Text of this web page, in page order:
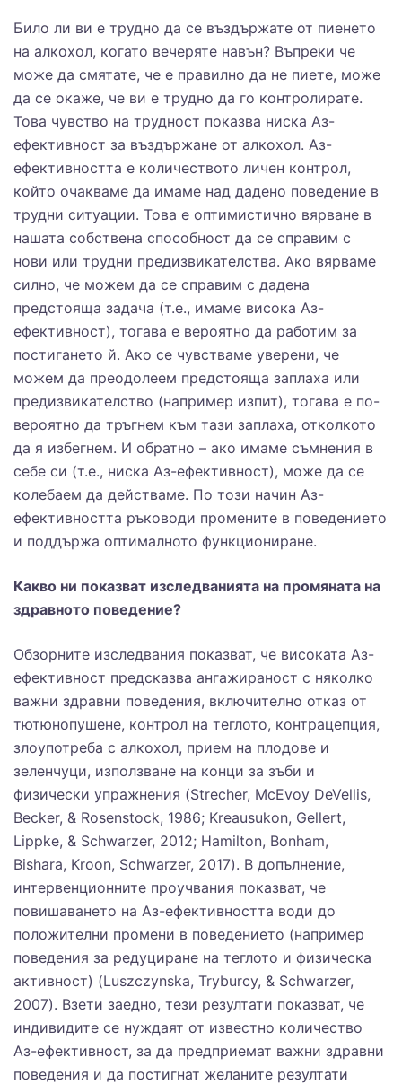
Било ли ви е трудно да се въздържате от пиенето
на алкохол, когато вечеряте навън? Въпреки че
може да смятате, че е правилно да не пиете, може
да се окаже, че ви е трудно да го контролирате.
Това чувство на трудност показва ниска Аз-
ефективност за въздържане от алкохол. Аз-
ефективността е количеството личен контрол,
който очакваме да имаме над дадено поведение в
трудни ситуации. Това е оптимистично вярване в
нашата собствена способност да се справим с
нови или трудни предизвикателства. Ако вярваме
силно, че можем да се справим с дадена
предстояща задача (т.е., имаме висока Аз-
ефективност), тогава е вероятно да работим за
постигането й. Ако се чувстваме уверени, че
можем да преодолеем предстояща заплаха или
предизвикателство (например изпит), тогава е по-
вероятно да тръгнем към тази заплаха, отколкото
да я избегнем. И обратно – ако имаме съмнения в
себе си (т.е., ниска Аз-ефективност), може да се
колебаем да действаме. По този начин Аз-
ефективността ръководи промените в поведението
и поддържа оптималното функциониране.
Какво ни показват изследванията на промяната на
здравното поведение?
Обзорните изследвания показват, че високата Аз-
ефективност предсказва ангажираност с няколко
важни здравни поведения, включително отказ от
тютюнопушене, контрол на теглото, контрацепция,
злоупотреба с алкохол, прием на плодове и
зеленчуци, използване на конци за зъби и
физически упражнения (Strecher, McEvoy DeVellis,
Becker, & Rosenstock, 1986; Kreausukon, Gellert,
Lippke, & Schwarzer, 2012; Hamilton, Bonham,
Bishara, Kroon, Schwarzer, 2017). В допълнение,
интервенционните проучвания показват, че
повишаването на Аз-ефективността води до
положителни промени в поведението (например
поведения за редуциране на теглото и физическа
активност) (Luszczynska, Tryburcy, & Schwarzer,
2007). Взети заедно, тези резултати показват, че
индивидите се нуждаят от известно количество
Аз-ефективност, за да предприемат важни здравни
поведения и да постигнат желаните резултати